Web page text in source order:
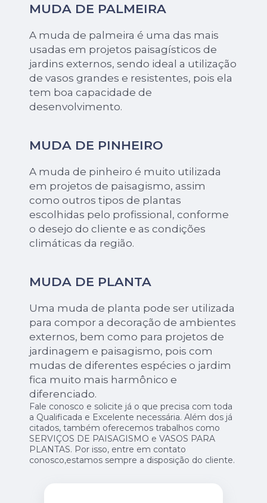
MUDA DE PALMEIRA
A muda de palmeira é uma das mais
usadas em projetos paisagísticos de
jardins externos, sendo ideal a utilização
de vasos grandes e resistentes, pois ela
tem boa capacidade de
desenvolvimento.
MUDA DE PINHEIRO
A muda de pinheiro é muito utilizada
em projetos de paisagismo, assim
como outros tipos de plantas
escolhidas pelo profissional, conforme
o desejo do cliente e as condições
climáticas da região.
MUDA DE PLANTA
Uma muda de planta pode ser utilizada
para compor a decoração de ambientes
externos, bem como para projetos de
jardinagem e paisagismo, pois com
mudas de diferentes espécies o jardim
fica muito mais harmônico e
diferenciado.
Fale conosco e solicite já o que precisa com toda
a Qualificada e Excelente necessária. Além dos já
citados, também oferecemos trabalhos como
SERVIÇOS DE PAISAGISMO e VASOS PARA
PLANTAS. Por isso, entre em contato
conosco,estamos sempre a disposição do cliente.